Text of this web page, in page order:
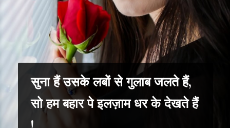
सुना हैं उसके लबों से गुलाब जलते हैं,
सो हम बहार पे इलज़ाम धर के देखते हैं